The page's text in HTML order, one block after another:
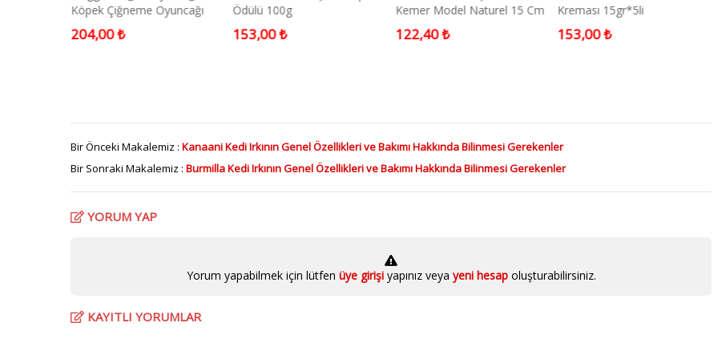
Köpek Çiğneme Oyuncağı
Large
204,00 ₺
Ödülü 100g
153,00 ₺
Kemer Model Naturel 15 Cm
122,40 ₺
Kreması 15gr*5li
153,00 ₺
Bir Önceki Makalemiz : Kanaani Kedi Irkının Genel Özellikleri ve Bakımı Hakkında Bilinmesi Gerekenler
Bir Sonraki Makalemiz : Burmilla Kedi Irkının Genel Özellikleri ve Bakımı Hakkında Bilinmesi Gerekenler
YORUM YAP
Yorum yapabilmek için lütfen üye girişi yapınız veya yeni hesapoluşturabilirsiniz.
KAYITLI YORUMLAR